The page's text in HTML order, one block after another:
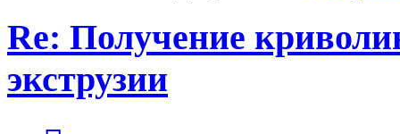
Re: Получение
экструзии